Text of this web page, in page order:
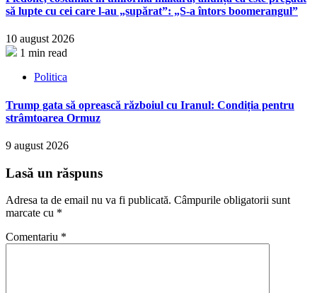
să lupte cu cei care l-au „supărat”: „S-a întors boomerangul”
10 august 2026
1 min read
Politica
Trump gata să oprească războiul cu Iranul: Condiția pentru
strâmtoarea Ormuz
9 august 2026
Lasă un răspuns
Adresa ta de email nu va fi publicată. Câmpurile obligatorii sunt
marcate cu *
Comentariu *